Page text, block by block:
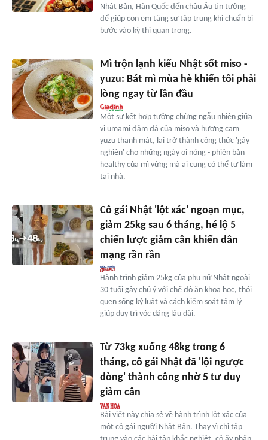
Nhật Bản, Hàn Quốc đến châu Âu tin tưởng
để giúp con em tăng sự tập trung khi chuẩn bị
bước vào kỳ thi quan trọng.
Mì trộn lạnh kiểu Nhật sốt miso -
yuzu: Bát mì mùa hè khiến tôi phải
lòng ngay từ lần đầu
Một sự kết hợp tưởng chừng ngẫu nhiên giữa
vị umami đậm đà của miso và hương cam
yuzu thanh mát, lại trở thành công thức 'gây
nghiện' cho những ngày oi nóng - phiên bản
healthy của mì vừng mà ai cũng có thể tự làm
tại nhà.
Cô gái Nhật 'lột xác' ngoạn mục,
giảm 25kg sau 6 tháng, hé lộ 5
chiến lược giảm cân khiến dân
mạng rần rần
Hành trình giảm 25kg của phụ nữ Nhật ngoài
30 tuổi gây chú ý với chế độ ăn khoa học, thói
quen sống kỷ luật và cách kiểm soát tâm lý
giúp duy trì vóc dáng lâu dài.
Từ 73kg xuống 48kg trong 6
tháng, cô gái Nhật đã 'lội ngược
dòng' thành công nhờ 5 tư duy
giảm cân
Bài viết này chia sẻ về hành trình lột xác của
một cô gái người Nhật Bản. Thay vì chỉ tập